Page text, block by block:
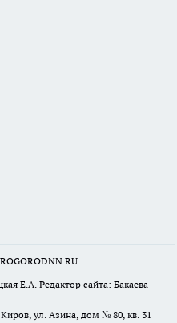
Е.А. Редактор сайта: Бакаева
Киров, ул. Азина, дом № 80, кв. 31